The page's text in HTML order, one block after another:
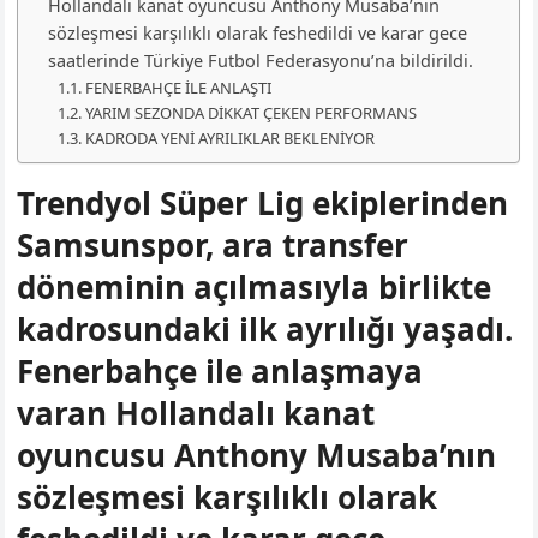
Hollandalı kanat oyuncusu Anthony Musaba’nın
sözleşmesi karşılıklı olarak feshedildi ve karar gece
saatlerinde Türkiye Futbol Federasyonu’na bildirildi.
FENERBAHÇE İLE ANLAŞTI
YARIM SEZONDA DİKKAT ÇEKEN PERFORMANS
KADRODA YENİ AYRILIKLAR BEKLENİYOR
Trendyol Süper Lig ekiplerinden
Samsunspor, ara transfer
döneminin açılmasıyla birlikte
kadrosundaki ilk ayrılığı yaşadı.
Fenerbahçe ile anlaşmaya
varan Hollandalı kanat
oyuncusu Anthony Musaba’nın
sözleşmesi karşılıklı olarak